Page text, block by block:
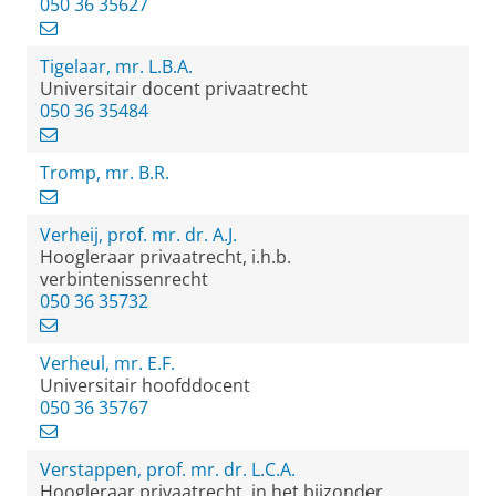
Tigelaar, mr. L.B.A.
Universitair docent privaatrecht
050 36 35484
Tromp, mr. B.R.
Verheij, prof. mr. dr. A.J.
Hoogleraar privaatrecht, i.h.b.
verbintenissenrecht
050 36 35732
Verheul, mr. E.F.
Universitair hoofddocent
050 36 35767
Verstappen, prof. mr. dr. L.C.A.